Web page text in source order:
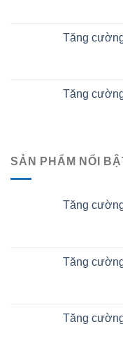
Tăng
Tăng
SẢN PHẨM NỔI
Tăng
Tăng
Tăng